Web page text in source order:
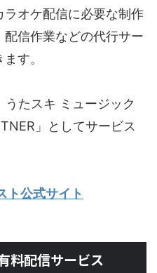
ラオケ配信に必要な制作
信作業などの代行サー
す。
うたスキ ミュージック
」としてサービス
ト公式サイト
料配信サービス